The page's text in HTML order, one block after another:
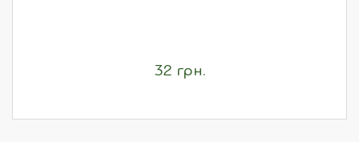
32 грн.